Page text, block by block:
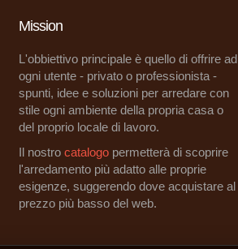
Mission
L'obbiettivo principale è quello di offrire ad
ogni utente - privato o professionista -
spunti, idee e soluzioni per arredare con
stile ogni ambiente della propria casa o
del proprio locale di lavoro.
Il nostro catalogo permetterà di scoprire
l'arredamento più adatto alle proprie
esigenze, suggerendo dove acquistare al
prezzo più basso del web.